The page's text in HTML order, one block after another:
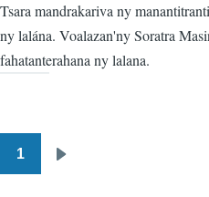
Tsara mandrakariva ny
ny lalána. Voalazan'ny Soratra
fahatanterahana ny lalana.
Pagination
1